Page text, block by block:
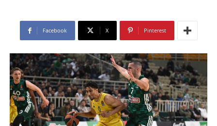
Facebook X Pinterest